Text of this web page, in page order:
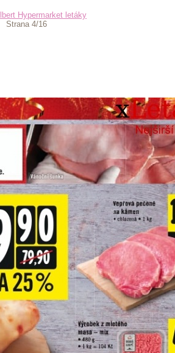
Hypermarket letáky
Strana 4/16